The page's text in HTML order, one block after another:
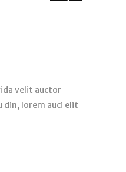
velit auctor
din, lorem auci elit